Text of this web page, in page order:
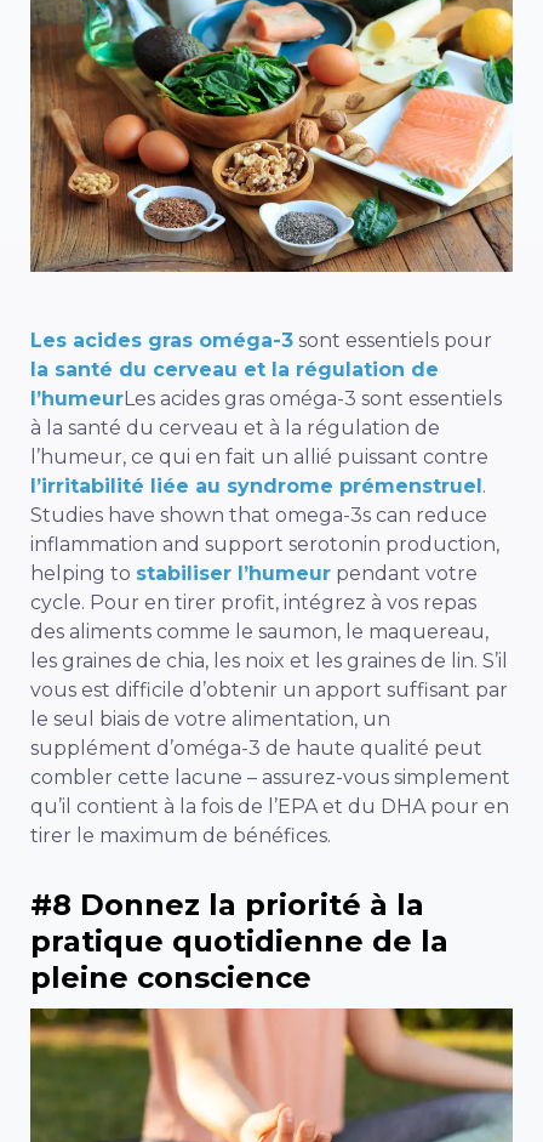
Les acides gras oméga-3 sont essentiels pour
la santé du cerveau et la régulation de
l’humeurLes acides gras oméga-3 sont essentiels
à la santé du cerveau et à la régulation de
l’humeur, ce qui en fait un allié puissant contre
l’irritabilité liée au syndrome prémenstruel.
Studies have shown that omega-3s can reduce
inflammation and support serotonin production,
helping to stabiliser l’humeur pendant votre
cycle. Pour en tirer profit, intégrez à vos repas
des aliments comme le saumon, le maquereau,
les graines de chia, les noix et les graines de lin. S’il
vous est difficile d’obtenir un apport suffisant par
le seul biais de votre alimentation, un
supplément d’oméga-3 de haute qualité peut
combler cette lacune – assurez-vous simplement
qu’il contient à la fois de l’EPA et du DHA pour en
tirer le maximum de bénéfices.
#8 Donnez la priorité à la
pratique quotidienne de la
pleine conscience